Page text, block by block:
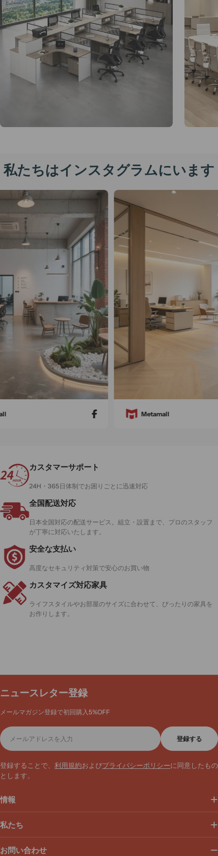
カラー
バリエーション
私たちはインスタグラムにいます
Metamall
カスタマーサポート
24H・365日体制でお困りごとに迅速対応
全国配送対応
日本全国対応の配送サービス。組立・設置まで、プロのスタッフ
が丁寧に対応いたします。
安全な支払い
高度なセキュリティ対策で安心のお買い物
カスタマイズ対応家具
ライフスタイルやお部屋のサイズに合わせて、ぴったりの家具を
お作りします。
ニュースレター登録
メールマガジン登録で初回購入5%OFF
メ
ー
ル
ド
レ
登録する
登録することで、 利用規約およびプライバシーポリシーに同意したもの
とします。
情報
私たち
お問い合わせ